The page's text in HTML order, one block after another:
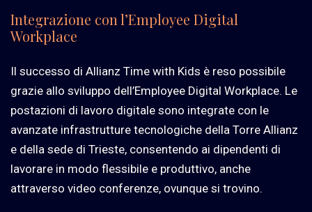
Integrazione con l’Employee Digital
Workplace
Il successo di Allianz Time with Kids è reso possibile
grazie allo sviluppo dell’Employee Digital Workplace. Le
postazioni di lavoro digitale sono integrate con le
avanzate infrastrutture tecnologiche della Torre Allianz
e della sede di Trieste, consentendo ai dipendenti di
lavorare in modo flessibile e produttivo, anche
attraverso video conferenze, ovunque si trovino.